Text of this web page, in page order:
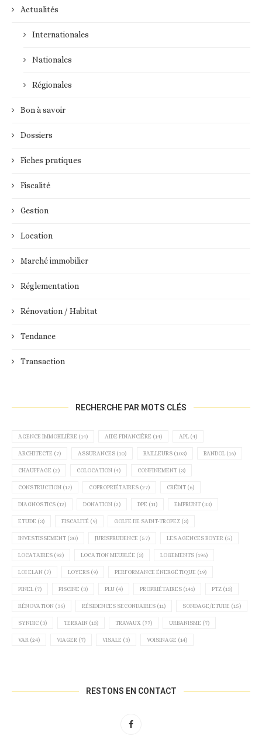
Actualités
Internationales
Nationales
Régionales
Bon à savoir
Dossiers
Fiches pratiques
Fiscalité
Gestion
Location
Marché immobilier
Réglementation
Rénovation / Habitat
Tendance
Transaction
RECHERCHE PAR MOTS CLÉS
AGENCE IMMOBILIÈRE (14) AIDE FINANCIÈRE (14) APL (4)
ARCHITECTE (7) ASSURANCES (10) BAILLEURS (103) BANDOL (16)
CHAUFFAGE (2) COLOCATION (4) CONFINEMENT (3)
CONSTRUCTION (17) COPROPRIÉTAIRES (27) CRÉDIT (6)
DIAGNOSTICS (12) DONATION (2) DPE (11) EMPRUNT (33)
ETUDE (3) FISCALITÉ (9) GOLFE DE SAINT-TROPEZ (3)
INVESTISSEMENT (30) JURISPRUDENCE (57) LES AGENCES BOYER (5)
LOCATAIRES (92) LOCATION MEUBLÉE (3) LOGEMENTS (196)
LOI ELAN (7) LOYERS (9) PERFORMANCE ÉNERGÉTIQUE (19)
PINEL (7) PISCINE (3) PLU (4) PROPRIÉTAIRES (141) PTZ (13)
RÉNOVATION (36) RÉSIDENCES SECONDAIRES (11) SONDAGE/ETUDE (15)
SYNDIC (3) TERRAIN (13) TRAVAUX (77) URBANISME (7)
VAR (24) VIAGER (7) VISALE (3) VOISINAGE (14)
RESTONS EN CONTACT